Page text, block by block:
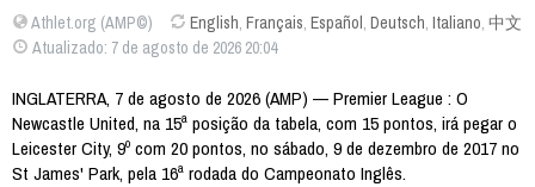
Athlet.org (AMP©) English, Français, Español, Deutsch, Italiano, 中文
Atualizado: 7 de agosto de 2026 20:04
INGLATERRA, 7 de agosto de 2026 (AMP) — Premier League : O
Newcastle United, na 15ª posição da tabela, com 15 pontos, irá pegar o
Leicester City, 9º com 20 pontos, no sábado, 9 de dezembro de 2017 no
St James' Park, pela 16ª rodada do Campeonato Inglês.